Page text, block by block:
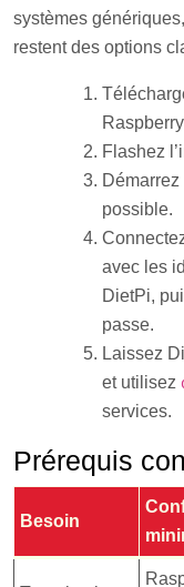
systèmes
restent des options
Flashez
possible.
avec les
DietPi,
passe.
Laissez
et utilisez
services.
Prérequis
Besoin